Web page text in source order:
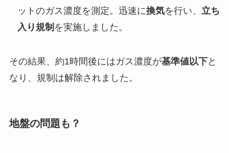
ットのガス濃度を測定。迅速に換気を行い、 立ち
入り規制 を実施しました。
その結果、約1時間後にはガス濃度が基準値以下と
なり、規制は解除されました。
地盤の問題も？